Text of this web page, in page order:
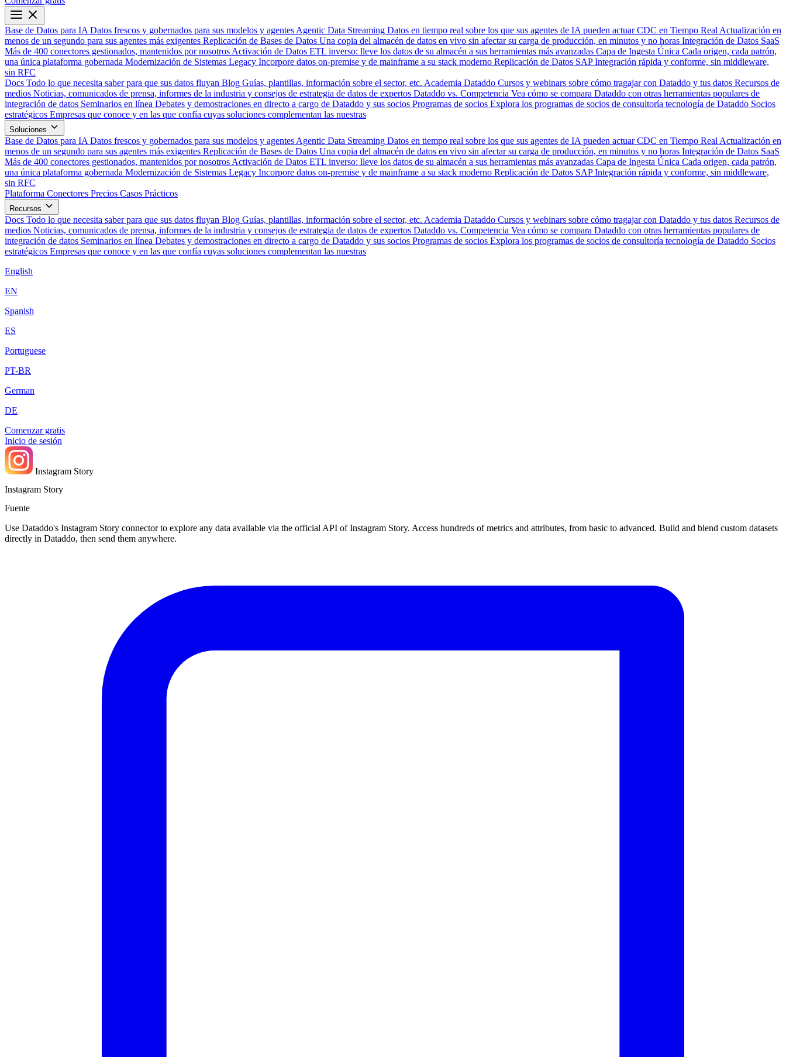
Base de Datos para IA Datos frescos y gobernados para sus modelos y agentes Agentic Data Streaming Datos en tiempo real sobre los que sus agentes de IA pueden actuar CDC en Tiempo Real Actualización en
menos de un segundo para sus agentes más exigentes Replicación de Bases de Datos Una copia del almacén de datos en vivo sin afectar su carga de producción, en minutos y no horas Integración de Datos SaaS
Más de 400 conectores gestionados, mantenidos por nosotros Activación de Datos ETL inverso: lleve los datos de su almacén a sus herramientas más avanzadas Capa de Ingesta Única Cada origen, cada patrón,
una única plataforma gobernada Modernización de Sistemas Legacy Incorpore datos on-premise y de mainframe a su stack moderno Replicación de Datos SAP Integración rápida y conforme, sin middleware,
sin RFC
Docs Todo lo que necesita saber para que sus datos fluyan Blog Guías, plantillas, información sobre el sector, etc. Academia Dataddo Cursos y webinars sobre cómo tragajar con Dataddo y tus datos Recursos de
medios Noticias, comunicados de prensa, informes de la industria y consejos de estrategia de datos de expertos Dataddo vs. Competencia Vea cómo se compara Dataddo con otras herramientas populares de
integración de datos Seminarios en línea Debates y demostraciones en directo a cargo de Dataddo y sus socios Programas de socios Explora los programas de socios de consultoría tecnología de Dataddo Socios
estratégicos Empresas que conoce y en las que confía cuyas soluciones complementan las nuestras
Soluciones
Base de Datos para IA Datos frescos y gobernados para sus modelos y agentes Agentic Data Streaming Datos en tiempo real sobre los que sus agentes de IA pueden actuar CDC en Tiempo Real Actualización en
menos de un segundo para sus agentes más exigentes Replicación de Bases de Datos Una copia del almacén de datos en vivo sin afectar su carga de producción, en minutos y no horas Integración de Datos SaaS
Más de 400 conectores gestionados, mantenidos por nosotros Activación de Datos ETL inverso: lleve los datos de su almacén a sus herramientas más avanzadas Capa de Ingesta Única Cada origen, cada patrón,
una única plataforma gobernada Modernización de Sistemas Legacy Incorpore datos on-premise y de mainframe a su stack moderno Replicación de Datos SAP Integración rápida y conforme, sin middleware,
sin RFC
Plataforma Conectores Precios Casos Prácticos
Recursos
Docs Todo lo que necesita saber para que sus datos fluyan Blog Guías, plantillas, información sobre el sector, etc. Academia Dataddo Cursos y webinars sobre cómo tragajar con Dataddo y tus datos Recursos de
medios Noticias, comunicados de prensa, informes de la industria y consejos de estrategia de datos de expertos Dataddo vs. Competencia Vea cómo se compara Dataddo con otras herramientas populares de
integración de datos Seminarios en línea Debates y demostraciones en directo a cargo de Dataddo y sus socios Programas de socios Explora los programas de socios de consultoría tecnología de Dataddo Socios
estratégicos Empresas que conoce y en las que confía cuyas soluciones complementan las nuestras
English
EN
Spanish
ES
Portuguese
PT-BR
German
DE
Comenzar gratis
Inicio de sesión
Instagram Story
Instagram Story
Fuente
Use Dataddo's Instagram Story connector to explore any data available via the official API of Instagram Story. Access hundreds of metrics and attributes, from basic to advanced. Build and blend custom datasets
directly in Dataddo, then send them anywhere.